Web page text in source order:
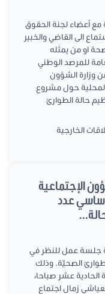
مع أعضاء لجنة الحقوق
الى القاضي والخبير
او من يمثله
للمرصد الوطني
وزارة الشؤون
حول مشروع
045 يتعلق بتنظيم حالة الطوارئ
الخارجية
الإجتماعية
عدد
جلسة عمل للنظر في
الصحيّة. وذلك
2021 على الساعة الحادية عشر صباحا،
العياشي زمال اجتماع